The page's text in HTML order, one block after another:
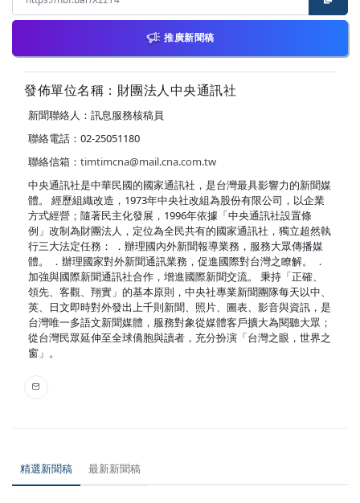
推廣新聞稿
發佈單位名稱：財團法人中央通訊社
新聞聯絡人：訊息服務核稿員
聯絡電話：02-25051180
聯絡信箱： timtimcna@mail.cna.com.tw
中央通訊社是中華民國的國家通訊社，是台灣最具影響力的新聞媒
體。 經歷組織改造，1973年中央社改組為股份有限公司，以企業
方式經營；隨著民主化發展，1996年依據「中央通訊社設置條
例」改制為財團法人，定位為全民共有的國家通訊社，獨立超然執
行三大法定任務： ．辦理國內外新聞報導業務，服務大眾傳播媒
體。 ．辦理國家對外新聞通訊業務，促進國際對台灣之瞭解。 ．
加強與國際新聞通訊社合作，增進國際新聞交流。 秉持「正確、
領先、客觀、翔實」的基本原則，中央社專業新聞團隊每天以中、
英、日文即時對外發出上千則新聞、照片、圖表、影音與資訊，是
台灣唯一多語文新聞媒體，服務對象從媒體客戶擴大為閱聽大眾；
從台灣民眾延伸至全球僑胞與讀者，充分扮演「台灣之眼，世界之
窗」。
精選新聞稿 最新新聞稿